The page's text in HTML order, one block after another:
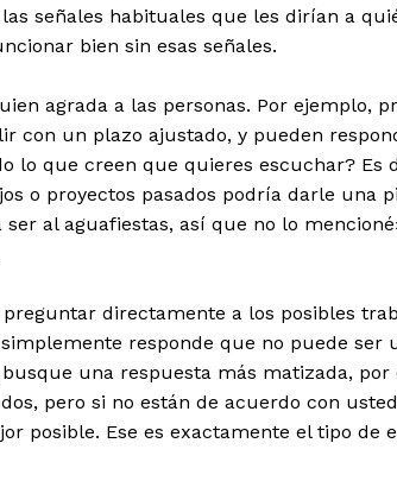
señales habituales que les dirían a
bien sin esas señales.
agrada a las personas. Por ejemplo,
con un plazo ajustado, y pueden
lo que creen que quieres escuchar? Es
o proyectos pasados ​​podría darle una
al aguafiestas, así que no lo
directamente a los posibles
responde que no puede ser
una respuesta más matizada,
pero si no están de acuerdo con
posible. Ese es exactamente el tipo de